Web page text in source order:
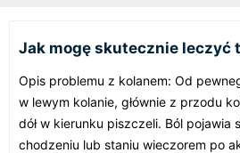
Jak mogę skutecznie leczyć
Opis problemu z kolanem: Od
w lewym kolanie, głównie z przodu
dół w kierunku piszczeli. Ból pojawia
chodzeniu lub staniu wieczorem po